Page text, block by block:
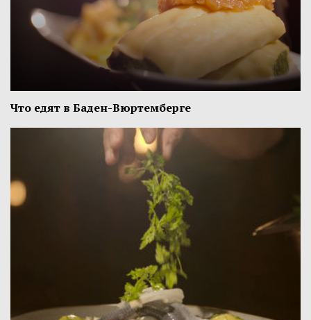
Что едят в Баден-Вюртемберге